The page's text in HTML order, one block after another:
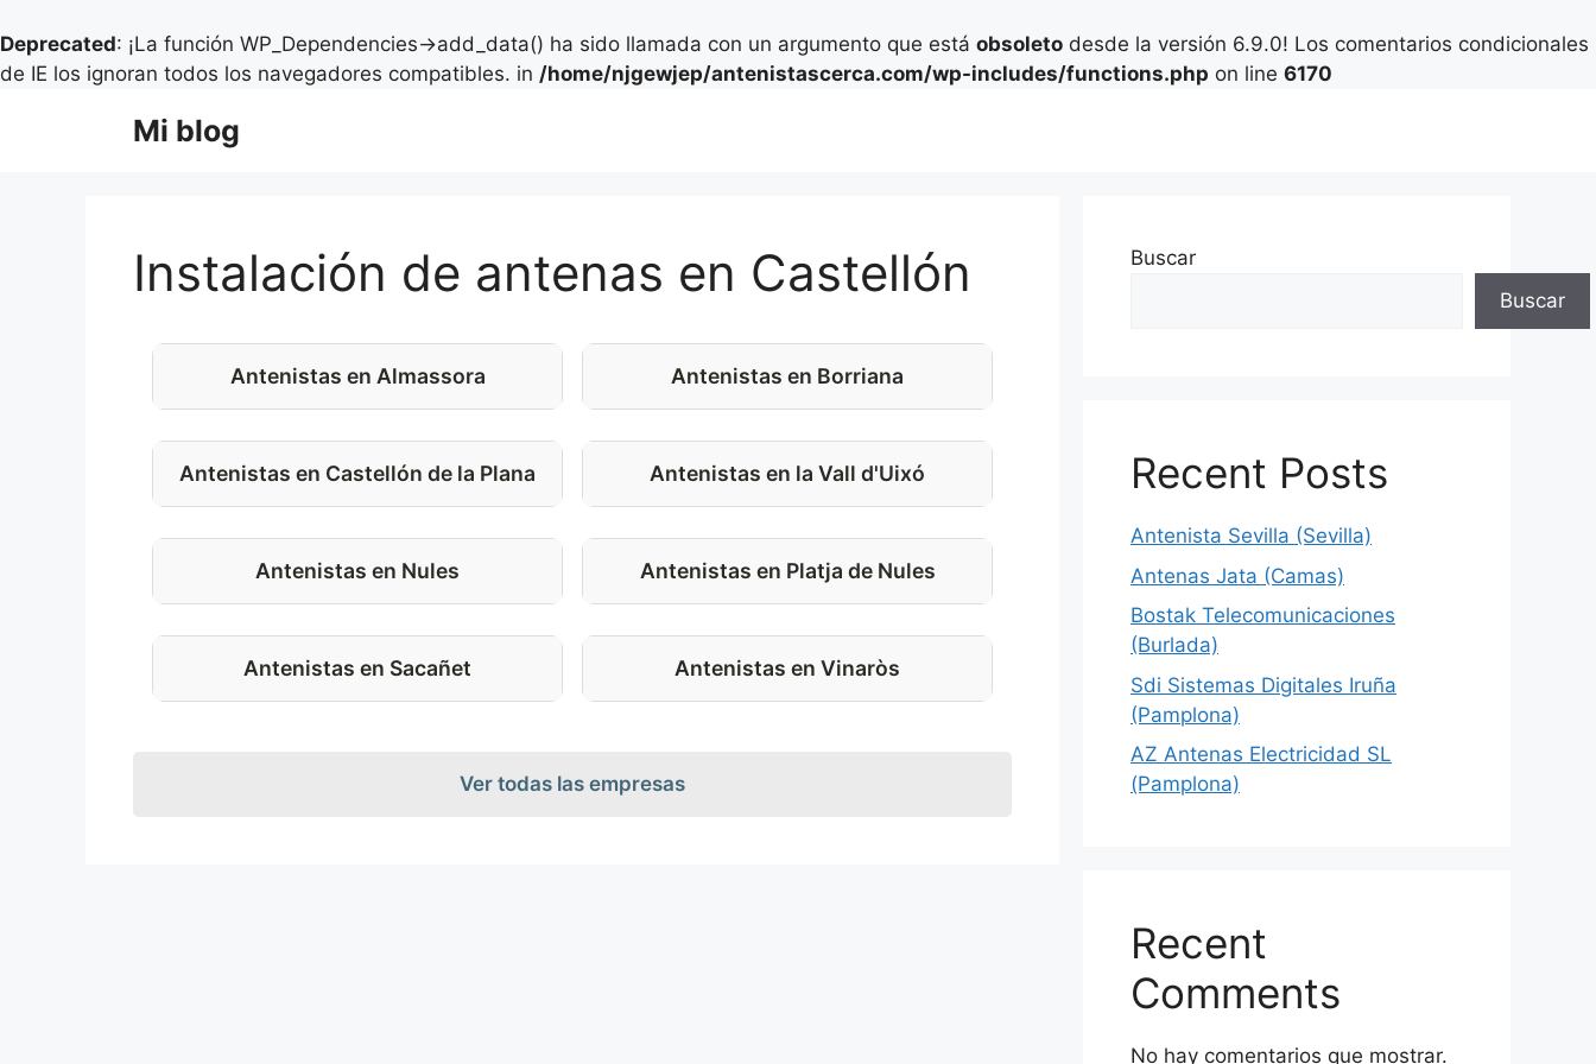
Deprecated: ¡La función WP_Dependencies->add_data() ha sido llamada con un argumento que está obsoleto desde la versión 6.9.0! Los comentarios condicionales
de IE los ignoran todos los navegadores compatibles. in /home/njgewjep/antenistascerca.com/wp-includes/functions.php on line 6170
Mi blog
Instalación de antenas en Castellón
Antenistas en Almassora Antenistas en Borriana
Antenistas en Castellón de la Plana Antenistas en la Vall d'Uixó
Antenistas en Nules Antenistas en Platja de Nules
Antenistas en Sacañet Antenistas en Vinaròs
Ver todas las empresas
Buscar
Buscar
Recent Posts
Antenista Sevilla (Sevilla)
Antenas Jata (Camas)
Bostak Telecomunicaciones
(Burlada)
Sdi Sistemas Digitales Iruña
(Pamplona)
AZ Antenas Electricidad SL
(Pamplona)
Recent
Comments
No hay comentarios que mostrar.